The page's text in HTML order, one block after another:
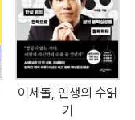
현역에서 활동하는 최장수
운 일에 거듭 도전하는 원
십 개의 간판 프로그램
난 그다. 야심 차게 시작
있었고, 전 재산을 쏟아
이세돌, 인생의 수읽
기